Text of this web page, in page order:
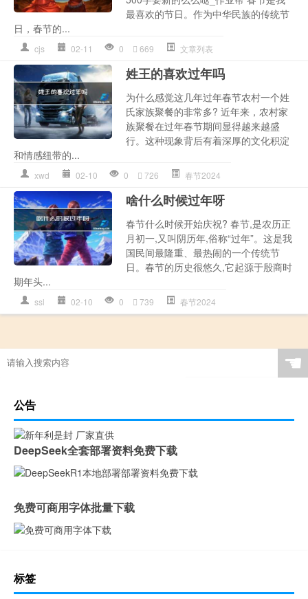
最喜欢的节日。作为中华民族的传统节
日，春节的...
cjs 02-11 0 669 文章列表
姓王的喜欢过年吗
为什么感觉这几年过年春节农村一个姓
氏家族聚餐的非常多? 近年来，农村家
族聚餐在过年春节期间显得越来越盛
行。这种现象背后有着深厚的文化积淀
和情感纽带的...
xwd 02-10 0 726 春节2024
啥什么时候过年呀
春节什么时候开始庆祝? 春节,是农历正
月初一,又叫阴历年,俗称“过年”。这是我
国民间最隆重、最热闹的一个传统节
日。春节的历史很悠久,它起源于殷商时
期年头...
ssl 02-10 0 739 春节2024
☚
公告
DeepSeek全套部署资料免费下载
免费可商用字体批量下载
标签